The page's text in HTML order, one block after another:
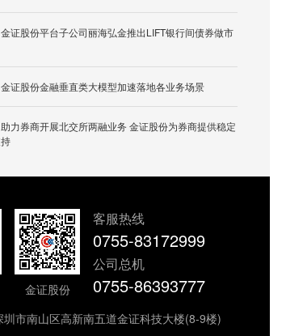
金证股份平台子公司丽海弘金推出LIFT银行间债券做市
金证股份金融垂直类大模型加速落地各业务场景
力券商开展北交所两融业务 金证股份为券商提供稳定
金证股份
客服热线
0755-83172999
公司总机
0755-86393777
圳市南山区高新南五道金证科技大楼(8-9楼)